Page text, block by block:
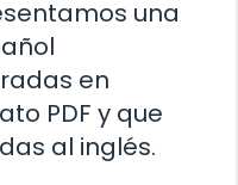
una
en
PDF y que
al inglés.